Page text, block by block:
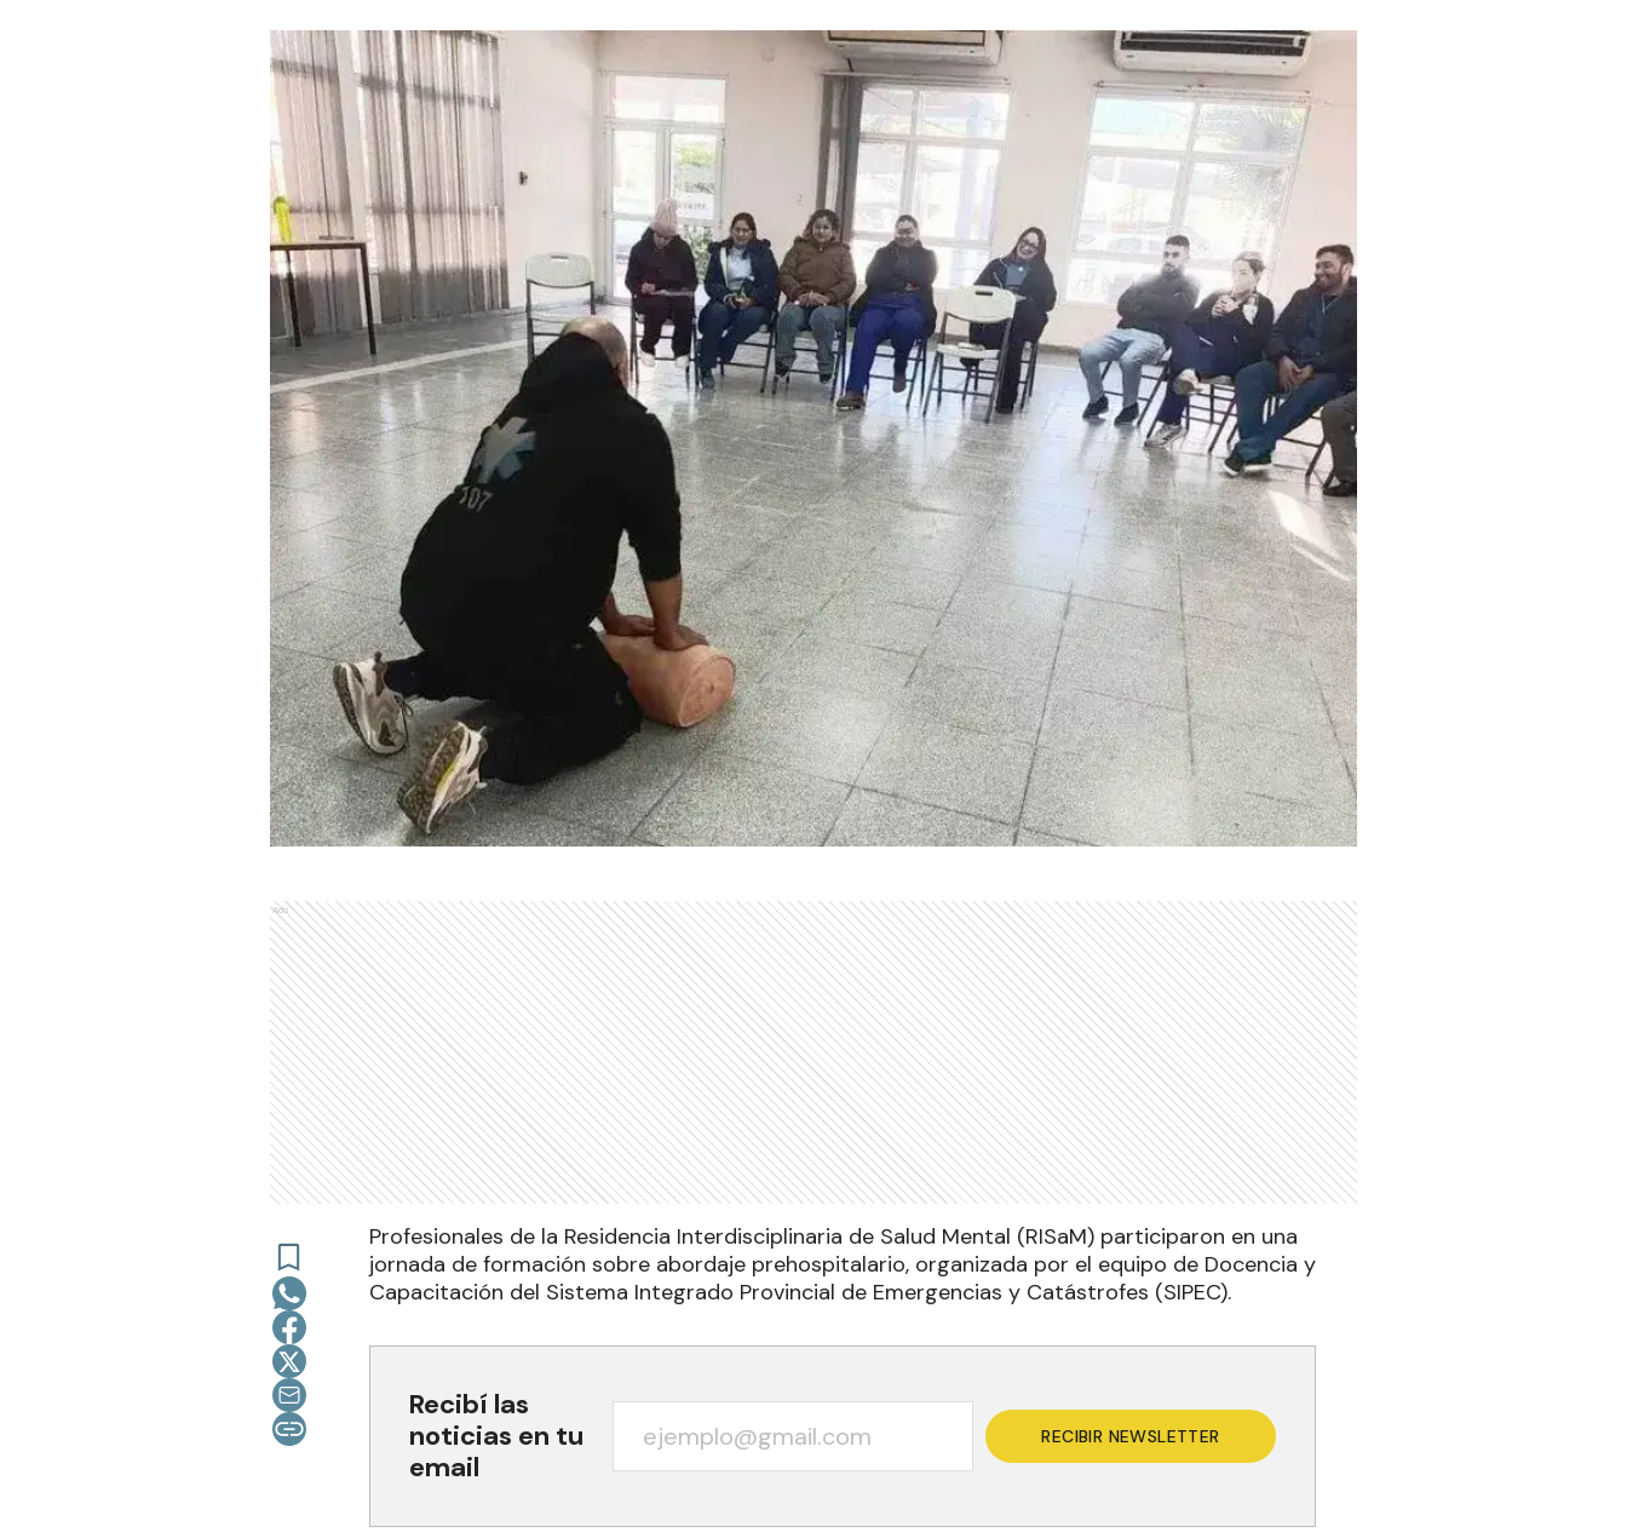
Ads
Profesionales de la Residencia Interdisciplinaria de Salud Mental (RISaM) participaron en una
jornada de formación sobre abordaje prehospitalario, organizada por el equipo de Docencia y
Capacitación del Sistema Integrado Provincial de Emergencias y Catástrofes (SIPEC).
Recibí las
noticias en tu
email
RECIBIR NEWSLETTER